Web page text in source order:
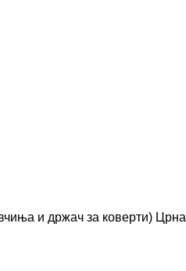
и држач за коверти) Црна